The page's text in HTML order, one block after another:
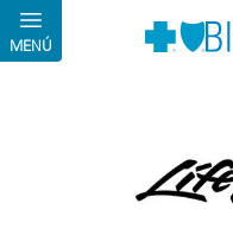
Pasar al contenido principal
MENÚ